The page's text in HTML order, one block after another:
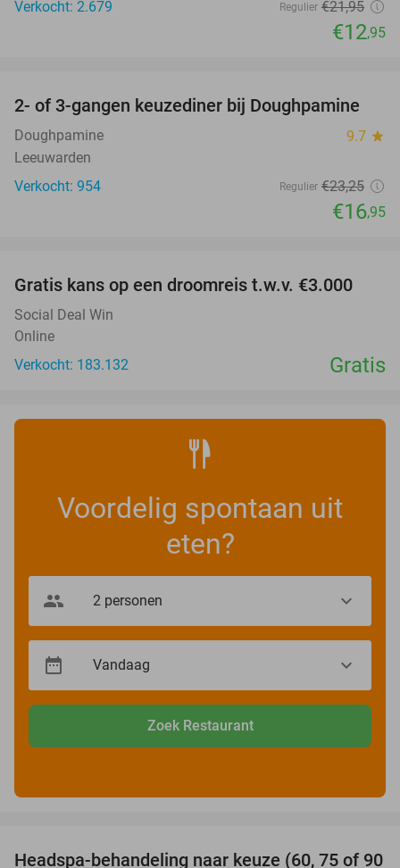
Verkocht: 2.679 Regulier €21,95
€12,95
27%
2- of 3-gangen keuzediner bij Doughpamine
Doughpamine 9.7 star
Leeuwarden
Verkocht: 954
Regulier €23,25
€16,95
Gratis kans op een droomreis t.w.v. €3.000
Social Deal Win
Online
Verkocht: 183.132
Gratis
Voordelig spontaan uit
eten?
Zoek Restaurant
Headspa-behandeling naar keuze (60, 75 of 90